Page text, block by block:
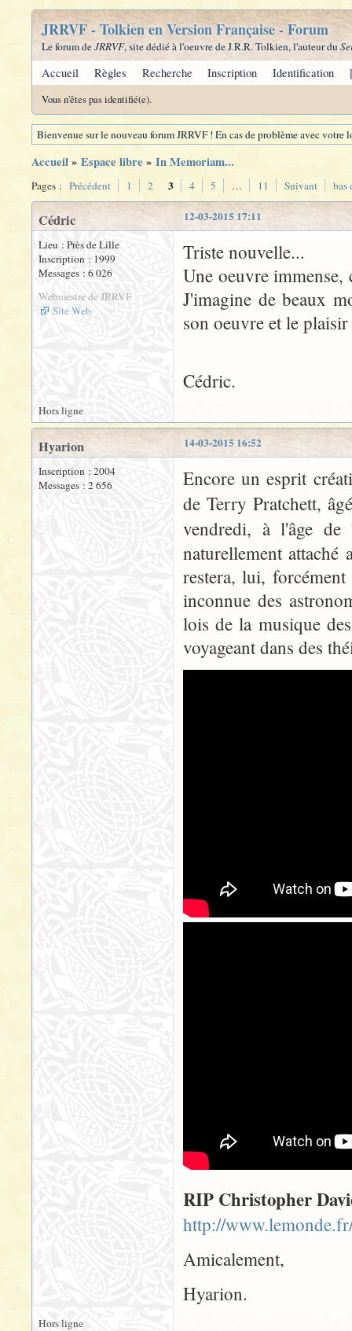
JRRVF - Tolkien en Version Française - Forum
Le forum deJRRVF, site dédié à l'oeuvre de J.R.R. Tolkien, l'auteur du
Accueil Règles Recherche Inscription Identification
Vous n'êtes pas identifié(e).
Bienvenue sur le nouveau forum JRRVF ! En cas de problème avec
Accueil» Espace libre » In Memoriam...
Pages : Précédent 1 2 3 4 5 … 11 Suivant bas
12-03-2015 17:11
Cédric
Lieu : Près de Lille
Inscription : 1999
Messages : 6 026
Webmestre de JRRVF
Site Web
Triste nouvelle...
Une oeuvre immense,
J'imagine de beaux
son oeuvre et le
Cédric.
Hors ligne
14-03-2015 16:52
Hyarion
Inscription : 2004
Messages : 2 656
Encore un esprit
de Terry Pratchett,
vendredi, à l'âge
naturellement attaché
restera, lui,
inconnue des
lois de la musique
voyageant dans des
RIP Christopher
http://
Amicalement,
Hyarion.
Hors ligne